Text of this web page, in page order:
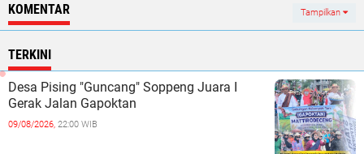
KOMENTAR Tampilkan
TERKINI
Desa Pising "Guncang" Soppeng Juara I
Gerak Jalan Gapoktan
09/08/2026, 22:00 WIB